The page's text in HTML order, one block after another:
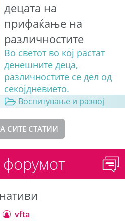
децата на
прифаќање на
различностите
Во светот во кој растат
денешните деца,
различностите се дел од
секојдневието.
Воспитување и развој
СИТЕ СТАТИИ
vfta